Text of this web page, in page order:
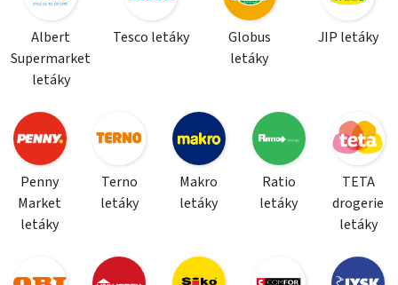
Albert
Supermarket
letáky
Tesco letáky
Globus
letáky
JIP letáky
Penny
Market
letáky
Terno
letáky
Makro
letáky
Ratio
letáky
TETA
drogerie
letáky